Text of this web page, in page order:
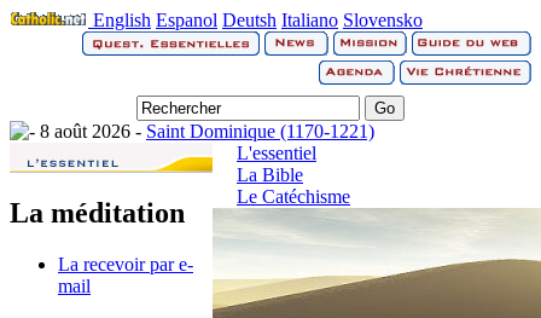
English Espanol Deutsh Italiano Slovensko
8 août 2026 - Saint Dominique (1170-1221)
La méditation
La recevoir par e-
mail
L'essentiel
La Bible
Le Catéchisme